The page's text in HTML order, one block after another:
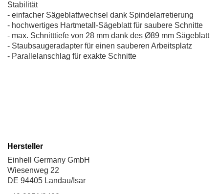
Stabilität
- einfacher Sägeblattwechsel dank Spindelarretierung
- hochwertiges Hartmetall-Sägeblatt für saubere Schnitte
- max. Schnitttiefe von 28 mm dank des Ø89 mm Sägeblatt
- Staubsaugeradapter für einen sauberen Arbeitsplatz
- Parallelanschlag für exakte Schnitte
Hersteller
Einhell Germany GmbH
Wiesenweg 22
DE 94405 Landau/Isar